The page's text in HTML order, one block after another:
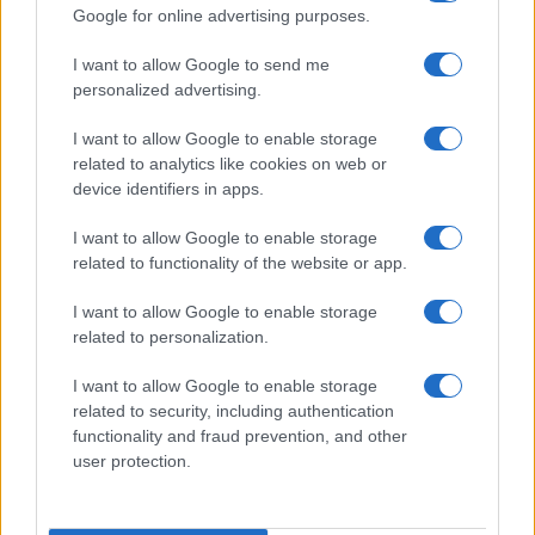
Google for online advertising purposes.
I want to allow Google to send me
personalized advertising.
I want to allow Google to enable storage
related to analytics like cookies on web or
device identifiers in apps.
I want to allow Google to enable storage
related to functionality of the website or app.
I want to allow Google to enable storage
related to personalization.
I want to allow Google to enable storage
related to security, including authentication
functionality and fraud prevention, and other
user protection.
AGENZIA VIAGGI FLOTILLA
diGiulio Alfredo Galetti